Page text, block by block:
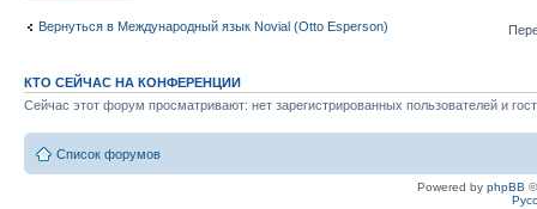
Вернуться в Международный язык Novial (Otto Esperson)
КТО СЕЙЧАС НА КОНФЕРЕНЦИИ
Сейчас этот форум просматривают: нет зарегистрированных пользователей и
Список форумов
Powered by phpBB